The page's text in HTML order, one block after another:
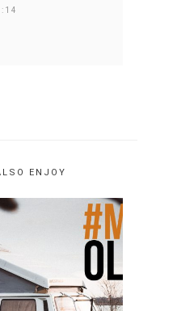
ENJOY